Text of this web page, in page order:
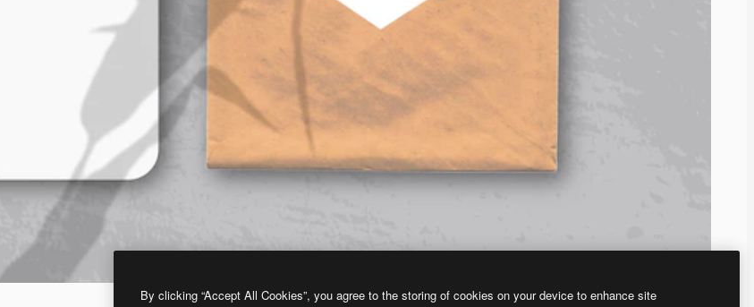
By clicking “Accept All Cookies”, you agree to the storing of cookies on your device to enhance site